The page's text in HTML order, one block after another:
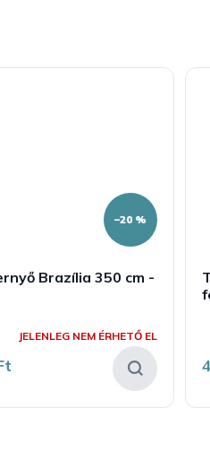
–20 %
Brazília 350 cm -
JELENLEG NEM ÉRHETŐ EL